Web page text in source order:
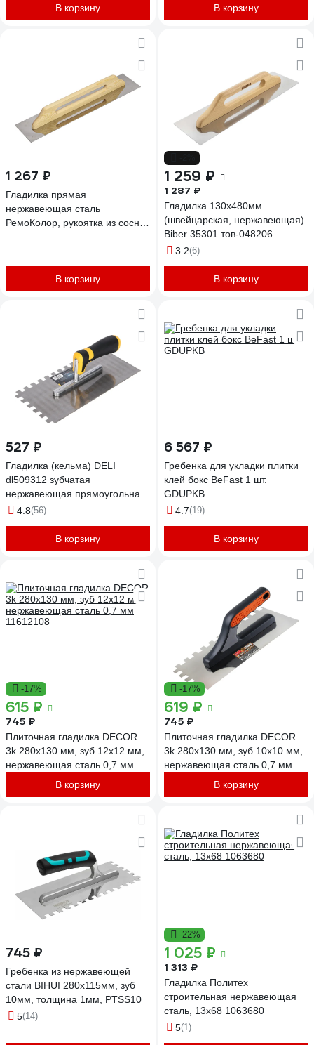
В корзину В корзину
1 267 ₽
Гладилка прямая
нержавеющая сталь
РемоКолор, рукоятка из сосны,
В корзину
1 259 ₽
1 287 ₽
Гладилка 130х480мм
(швейцарская, нержавеющая)
Biber 35301 тов-048206
3.2(6)
В корзину
527 ₽
Гладилка (кельма) DELI
dl509312 зубчатая
нержавеющая прямоугольная
прорезиненная рукоять
4.8(56)
В корзину
6 567 ₽
Гребенка для укладки плитки
клей бокс BeFast 1 шт.
GDUPKB
4.7(19)
В корзину
-17%
615 ₽
745 ₽
Плиточная гладилка DECOR
3k 280x130 мм, зуб 12x12 мм,
нержавеющая сталь 0,7 мм
В корзину
-17%
619 ₽
745 ₽
Плиточная гладилка DECOR
3k 280x130 мм, зуб 10x10 мм,
нержавеющая сталь 0,7 мм
В корзину
745 ₽
Гребенка из нержавеющей
стали BIHUI 280х115мм, зуб
10мм, толщина 1мм, PTSS10
5(14)
-22%
1 025 ₽
1 313 ₽
Гладилка Политех
строительная нержавеющая
сталь, 13x68 1063680
5(1)